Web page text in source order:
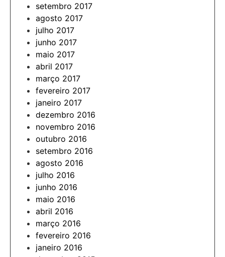
setembro 2017
agosto 2017
julho 2017
junho 2017
maio 2017
abril 2017
março 2017
fevereiro 2017
janeiro 2017
dezembro 2016
novembro 2016
outubro 2016
setembro 2016
agosto 2016
julho 2016
junho 2016
maio 2016
abril 2016
março 2016
fevereiro 2016
janeiro 2016